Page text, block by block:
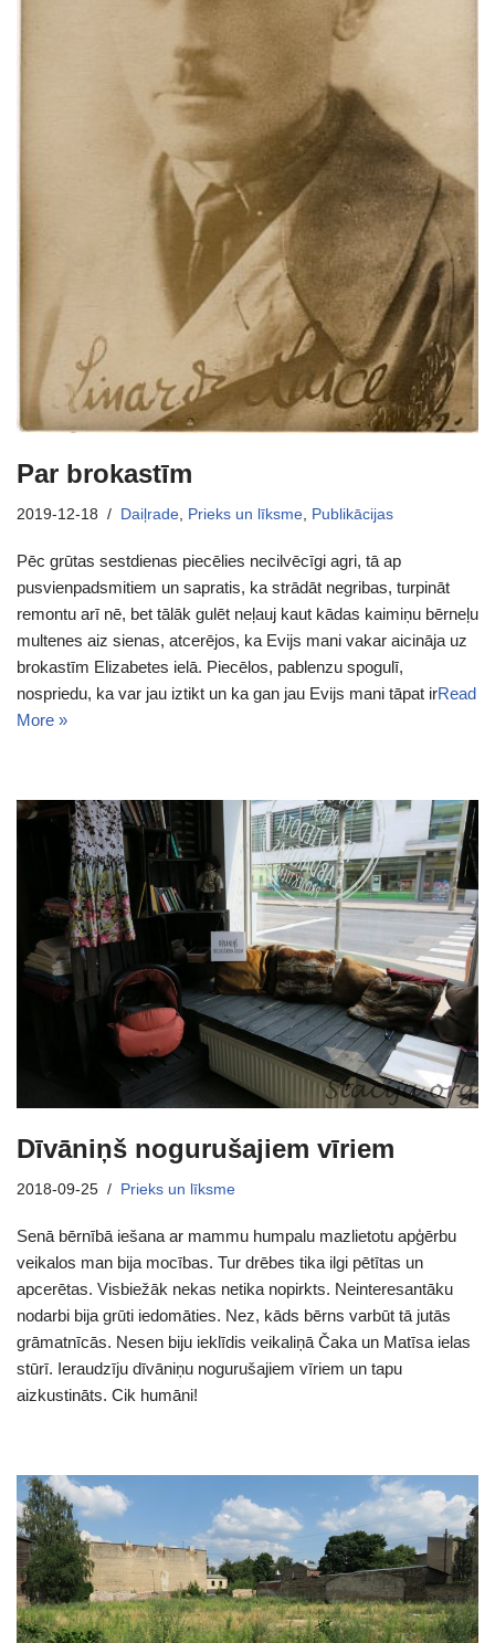
Par brokastīm
2019-12-18 Daiļrade, Prieks un līksme, Publikācijas
Pēc grūtas sestdienas piecēlies necilvēcīgi agri, tā ap
pusvienpadsmitiem un sapratis, ka strādāt negribas, turpināt
remontu arī nē, bet tālāk gulēt neļauj kaut kādas kaimiņu bērneļu
multenes aiz sienas, atcerējos, ka Evijs mani vakar aicināja uz
brokastīm Elizabetes ielā. Piecēlos, pablenzu spogulī,
nospriedu, ka var jau iztikt un ka gan jau Evijs mani tāpat irRead
More »
Dīvāniņš nogurušajiem vīriem
2018-09-25 Prieks un līksme
Senā bērnībā iešana ar mammu humpalu mazlietotu apģērbu
veikalos man bija mocības. Tur drēbes tika ilgi pētītas un
apcerētas. Visbiežāk nekas netika nopirkts. Neinteresantāku
nodarbi bija grūti iedomāties. Nez, kāds bērns varbūt tā jutās
grāmatnīcās. Nesen biju ieklīdis veikaliņā Čaka un Matīsa ielas
stūrī. Ieraudzīju dīvāniņu nogurušajiem vīriem un tapu
aizkustināts. Cik humāni!